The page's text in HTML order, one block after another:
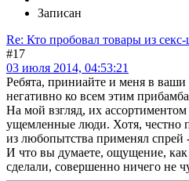
Записан
Re: Кто пробовал товары из
#17
03 июля 2014, 04:53:21
Ребята, приниайте и меня в
негативно ко всем этим
На мой взгляд, их
ущемленные люди. Хотя, честно
из любопытства применял спрей
И что вы думаете, ощущение, как
сделали, совершенно ничего не